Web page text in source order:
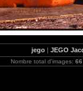
jego| JEGO
Nombre total d'images: 66